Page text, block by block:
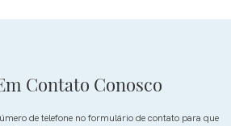
Contato Conosco
de telefone no formulário de contato para que